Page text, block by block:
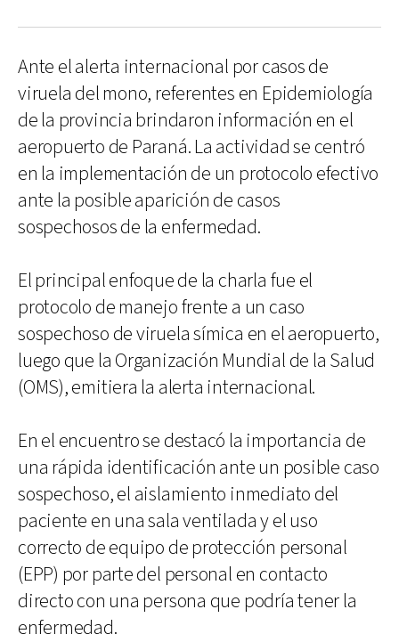
Ante el alerta internacional por casos de
viruela del mono, referentes en Epidemiología
de la provincia brindaron información en el
aeropuerto de Paraná. La actividad se centró
en la implementación de un protocolo efectivo
ante la posible aparición de casos
sospechosos de la enfermedad.
El principal enfoque de la charla fue el
protocolo de manejo frente a un caso
sospechoso de viruela símica en el aeropuerto,
luego que la Organización Mundial de la Salud
(OMS), emitiera la alerta internacional.
En el encuentro se destacó la importancia de
una rápida identificación ante un posible caso
sospechoso, el aislamiento inmediato del
paciente en una sala ventilada y el uso
correcto de equipo de protección personal
(EPP) por parte del personal en contacto
directo con una persona que podría tener la
enfermedad.